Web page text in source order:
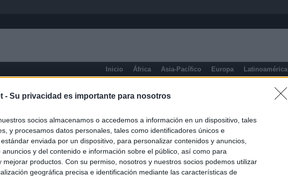
- Su privacidad es importante para nosotros
socios almacenamos o accedemos a información en un dispositivo, tales
y procesamos datos personales, tales como identificadores únicos e
enviada por un dispositivo, para personalizar contenidos y anuncios,
anuncios y del contenido e información sobre el público, así como para
mejorar productos. Con su permiso, nosotros y nuestros socios podemos utilizar
geográfica precisa e identificación mediante las características de
Inicio África Asia-Pacífico Europa Latinoamérica